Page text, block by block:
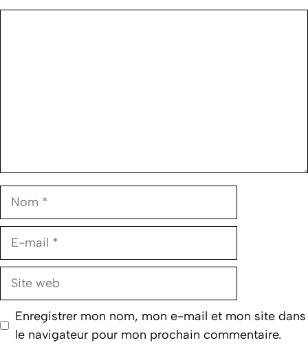
Nom
E-
Site
Enregistrer mon nom, mon e-mail et mon site dans
le navigateur pour mon prochain commentaire.